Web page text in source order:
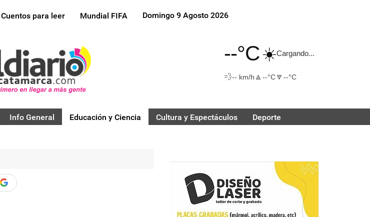
Cuentos para leer Mundial FIFA Domingo 9 Agosto 2026
--°C☀️Cargando...
💨-- km/h 🔼 --°C🔽 --°C
Info General Educación y Ciencia Cultura y Espectáculos Deporte